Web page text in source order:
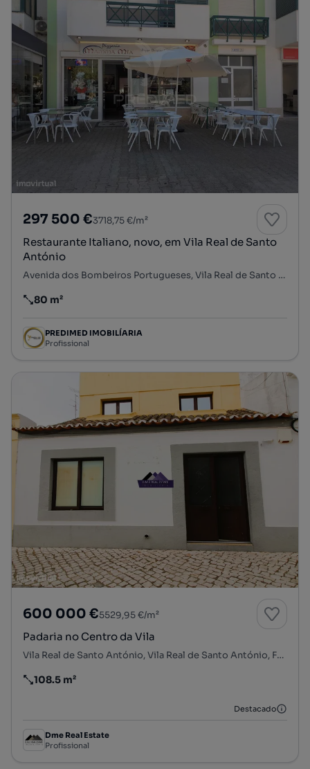
297 500 €3718,75 €/m²
Restaurante Italiano, novo, em Vila Real de Santo
António
Avenida dos Bombeiros Portugueses, Vila Real de Santo António, Vila Real de Santo António, Faro
Preço por metro quadrado
80 m²
PREDIMED IMOBILÍARIA
Profissional
600 000 €5529,95 €/m²
Padaria no Centro da Vila
Vila Real de Santo António, Vila Real de Santo António, Faro
Preço por metro quadrado
108.5 m²
Destacado
Dme Real Estate
Profissional